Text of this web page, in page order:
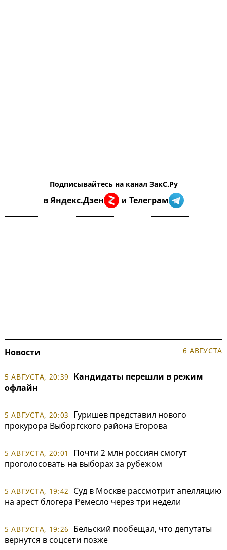
Подписывайтесь на канал ЗакС.Ру
в Яндекс.Дзен и Телеграм
Новости 6 АВГУСТА
5 АВГУСТА, 20:39
Кандидаты перешли в режим
офлайн
5 АВГУСТА, 20:03
Гуришев представил нового
прокурора Выборгского района Егорова
5 АВГУСТА, 20:01
Почти 2 млн россиян смогут
проголосовать на выборах за рубежом
5 АВГУСТА, 19:42
Суд в Москве рассмотрит апелляцию
на арест блогера Ремесло через три недели
5 АВГУСТА, 19:26
Бельский пообещал, что депутаты
вернутся в соцсети позже